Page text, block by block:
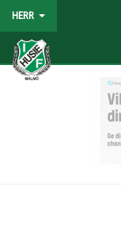
HERR
HEM